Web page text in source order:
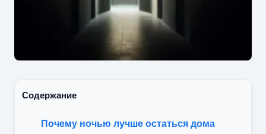
Содержание
Почему ночью лучше остаться дома